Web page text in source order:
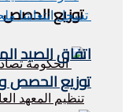
توزيع الحصص
اتفاق الصيد
توزيع الحصص